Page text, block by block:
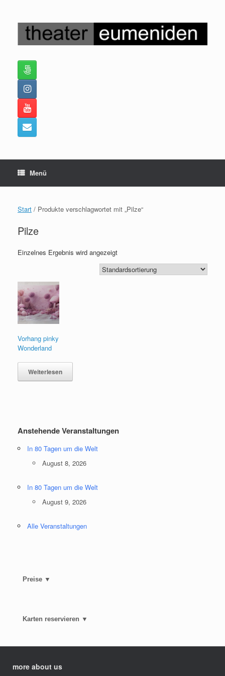
springen
Menü
Start / Produkte verschlagwortet mit „Pilze“
Pilze
Einzelnes Ergebnis wird angezeigt
Vorhang pinky
Wonderland
Weiterlesen
Anstehende Veranstaltungen
In 80 Tagen um die Welt
August 8, 2026
In 80 Tagen um die Welt
August 9, 2026
Alle Veranstaltungen
Preise ▼
Karten reservieren ▼
more about us